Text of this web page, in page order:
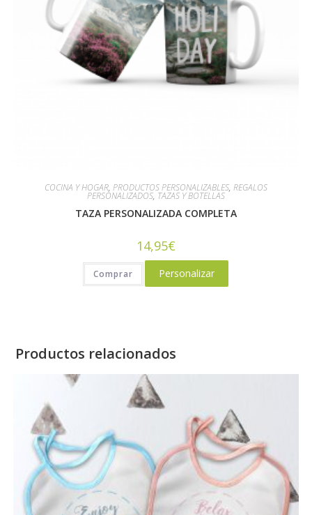
COCINA Y HOGAR, PRODUCTOS PERSONALIZABLES, REGALOS
PERSONALIZADOS, TAZAS Y BOTELLAS
TAZA PERSONALIZADA COMPLETA
14,95€
Comprar Personalizar
Productos relacionados